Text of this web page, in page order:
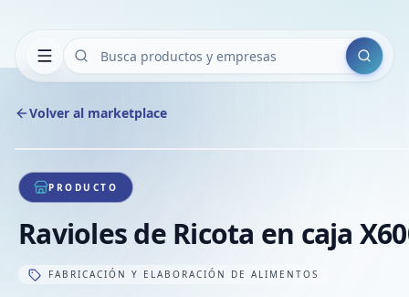
Buscar
Volver al marketplace
1/1
PRODUCTO
Ravioles de Ricota en caja
FABRICACIÓN Y ELABORACIÓN DE ALIMENTOS